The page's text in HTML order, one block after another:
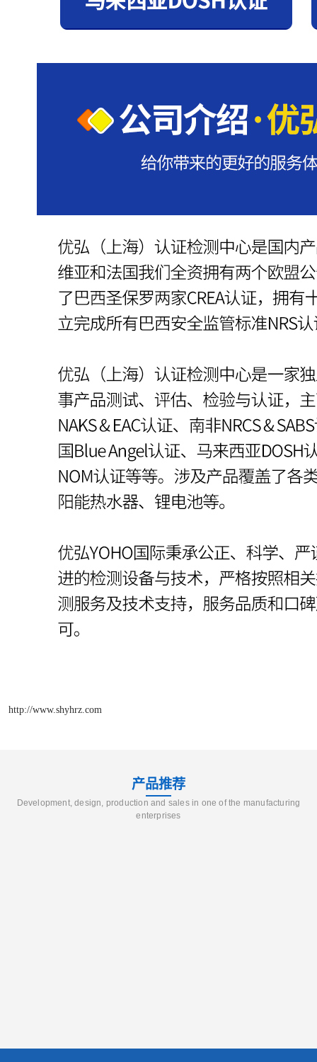
http://www.shyhrz.com
产品推荐
Development, design, production and sales in one of the manufacturing
enterprises